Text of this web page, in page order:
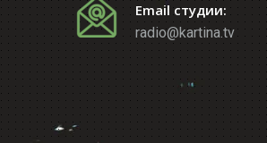
Email студии:
radio@kartina.tv